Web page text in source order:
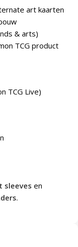
art kaarten
& arts)
TCG product
TCG Live)
sleeves en
.